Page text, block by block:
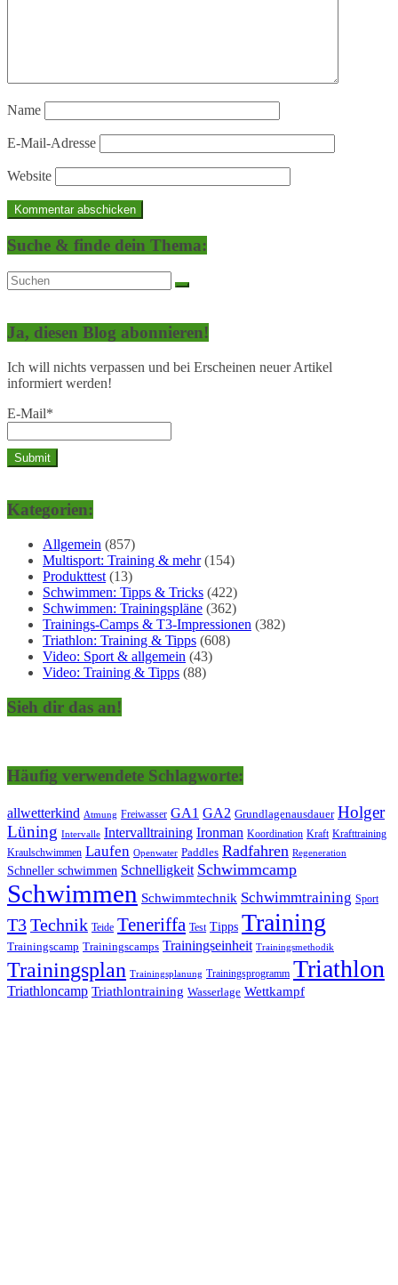
Name
E-Mail-Adresse
Website
Suche & finde dein Thema:
Ja, diesen Blog abonnieren!
Ich will nichts verpassen und bei Erscheinen neuer Artikel
informiert werden!
E-Mail*
Kategorien:
Allgemein (857)
Multisport: Training & mehr(154)
Produkttest (13)
Schwimmen: Tipps & Tricks (422)
Schwimmen: Trainingspläne (362)
Trainings-Camps & T3-Impressionen (382)
Triathlon: Training & Tipps (608)
Video: Sport & allgemein (43)
Video: Training & Tipps (88)
Sieh dir das an!
Häufig verwendete Schlagworte:
allwetterkind Atmung Freiwasser GA1 GA2 Grundlagenausdauer Holger
Lüning Intervalle Intervalltraining Ironman Koordination Kraft Krafttraining
Kraulschwimmen Laufen Openwater Paddles Radfahren Regeneration
Schneller schwimmen Schnelligkeit Schwimmcamp
Schwimmen Schwimmtechnik Schwimmtraining Sport
T3Technik Teide Teneriffa Test Tipps Training
Trainingscamp Trainingscamps Trainingseinheit Trainingsmethodik
Trainingsplan Trainingsplanung Trainingsprogramm Triathlon
Triathloncamp Triathlontraining Wasserlage Wettkampf